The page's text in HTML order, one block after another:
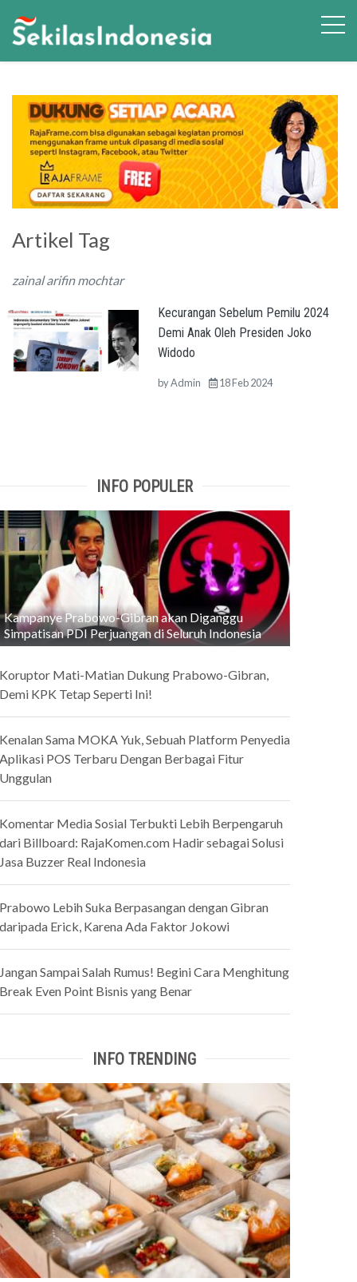
Artikel Tag
zainal arifin mochtar
Kecurangan Sebelum Pemilu 2024
Demi Anak Oleh Presiden Joko
Widodo
byAdmin 18 Feb 2024
INFO POPULER
Kampanye Prabowo-Gibran akan Diganggu
Simpatisan PDI Perjuangan di Seluruh Indonesia
Mati-Matian Dukung Prabowo-Gibran,
KPK Tetap Seperti Ini!
Sama MOKA Yuk, Sebuah Platform Penyedia
POS Terbaru Dengan Berbagai Fitur
Media Sosial Terbukti Lebih Berpengaruh
Billboard: RajaKomen.com Hadir sebagai Solusi
Buzzer Real Indonesia
Lebih Suka Berpasangan dengan Gibran
Erick, Karena Ada Faktor Jokowi
Sampai Salah Rumus! Begini Cara Menghitung
Even Point Bisnis yang Benar
INFO TRENDING